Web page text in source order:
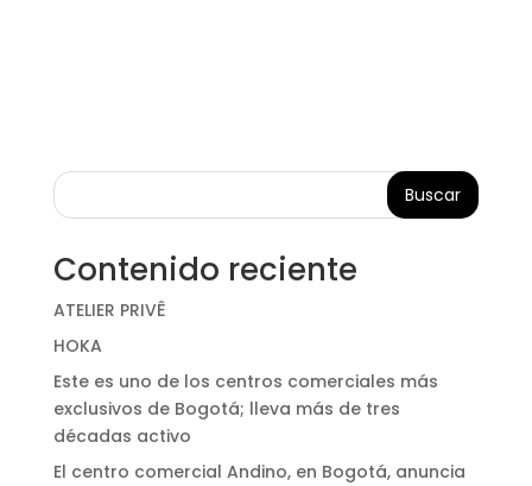
Buscar
Contenido reciente
ATELIER PRIVÊ
HOKA
Este es uno de los centros comerciales más
exclusivos de Bogotá; lleva más de tres
décadas activo
El centro comercial Andino, en Bogotá, anuncia